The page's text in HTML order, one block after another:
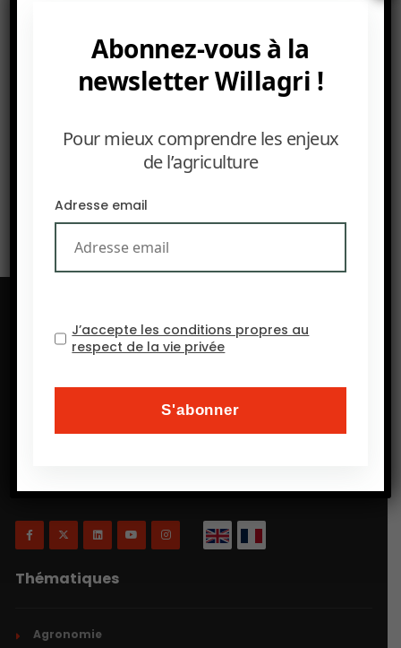
D’après The Lancet, l’USAID a sauvé 90 millions de vies
SUIVANT
La Fondation Rockfeller veut nourrir 100 millions
Will Agri est un blog consacré à l’agriculture, plus
précisément, comme on a coutume de dire
Thématiques
Agronomie
Abonnez-vous à la
newsletter Willagri !
Pour mieux comprendre les enjeux
de l’agriculture
Adresse email
J’accepte les conditions propres au
respect de la vie privée